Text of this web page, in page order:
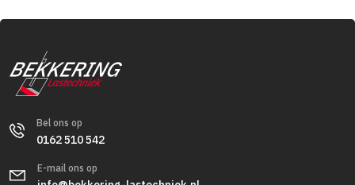
Bel ons op
0162 510 542
E-mail ons op